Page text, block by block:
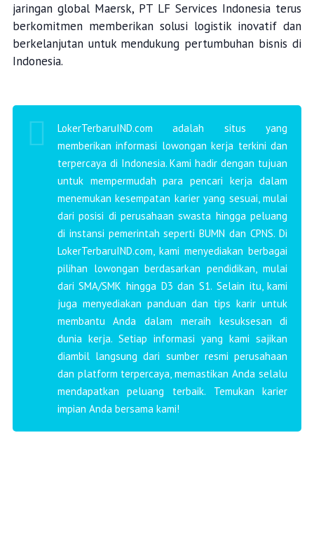
jaringan global Maersk, PT LF Services Indonesia terus
berkomitmen memberikan solusi logistik inovatif dan
berkelanjutan untuk mendukung pertumbuhan bisnis di
Indonesia.
LokerTerbaruIND.com adalah situs yang
memberikan informasi lowongan kerja terkini dan
terpercaya di Indonesia. Kami hadir dengan tujuan
untuk mempermudah para pencari kerja dalam
menemukan kesempatan karier yang sesuai, mulai
dari posisi di perusahaan swasta hingga peluang
di instansi pemerintah seperti BUMN dan CPNS. Di
LokerTerbaruIND.com, kami menyediakan berbagai
pilihan lowongan berdasarkan pendidikan, mulai
dari SMA/SMK hingga D3 dan S1. Selain itu, kami
juga menyediakan panduan dan tips karir untuk
membantu Anda dalam meraih kesuksesan di
dunia kerja. Setiap informasi yang kami sajikan
diambil langsung dari sumber resmi perusahaan
dan platform terpercaya, memastikan Anda selalu
mendapatkan peluang terbaik. Temukan karier
impian Anda bersama kami!